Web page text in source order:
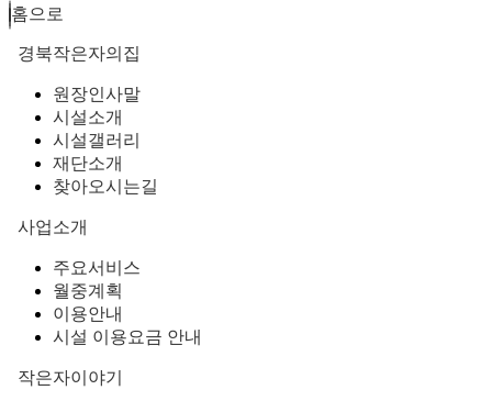
홈으로
경북작은자의집
원장인사말
시설소개
시설갤러리
재단소개
찾아오시는길
사업소개
주요서비스
월중계획
이용안내
시설 이용요금 안내
작은자이야기